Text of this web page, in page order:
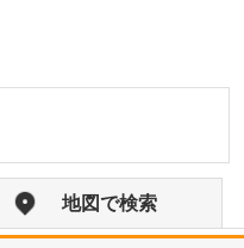
地図で検索